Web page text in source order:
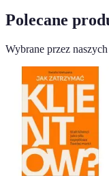
Polecane
Wybrane przez